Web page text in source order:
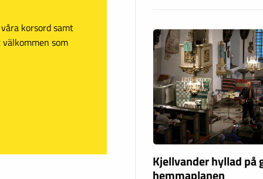
korsord samt
som
Kjellvander hyllad på
hemmaplanen